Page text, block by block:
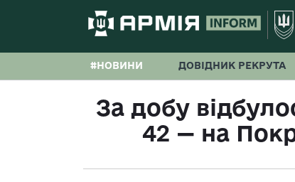
#НОВИНИ ДОВІДНИК РЕКРУТА
За добу
42 — на